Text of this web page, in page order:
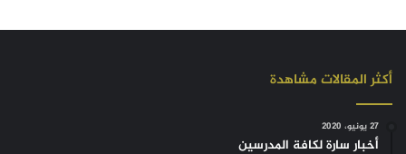
أكثر المقالات مشاهدة
27 يونيو، 2020
أخبار سارة لكافة المدرسين